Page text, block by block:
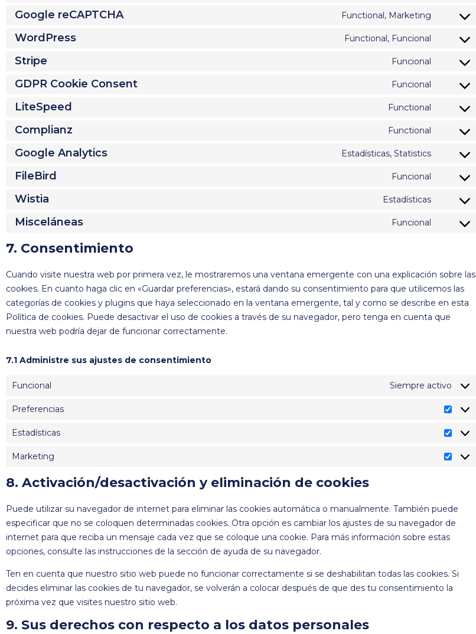
Google reCAPTCHA Functional, Marketing
WordPress Functional, Funcional
Stripe Funcional
GDPR Cookie Consent Funcional
LiteSpeed Functional
Complianz Functional
Google Analytics Estadísticas, Statistics
FileBird Funcional
Wistia Estadísticas
Misceláneas Funcional
7. Consentimiento
Cuando visite nuestra web por primera vez, le mostraremos una ventana emergente con una explicación sobre las
cookies. En cuanto haga clic en «Guardar preferencias», estará dando su consentimiento para que utilicemos las
categorías de cookies y plugins que haya seleccionado en la ventana emergente, tal y como se describe en esta
Política de cookies. Puede desactivar el uso de cookies a través de su navegador, pero tenga en cuenta que
nuestra web podría dejar de funcionar correctamente.
7.1 Administre sus ajustes de consentimiento
Funcional Siempre activo
Preferencias
Estadísticas
Marketing
8. Activación/desactivación y eliminación de cookies
Puede utilizar su navegador de internet para eliminar las cookies automática o manualmente. También puede
especificar que no se coloquen determinadas cookies. Otra opción es cambiar los ajustes de su navegador de
internet para que reciba un mensaje cada vez que se coloque una cookie. Para más información sobre estas
opciones, consulte las instrucciones de la sección de ayuda de su navegador.
Ten en cuenta que nuestro sitio web puede no funcionar correctamente si se deshabilitan todas las cookies. Si
decides eliminar las cookies de tu navegador, se volverán a colocar después de que des tu consentimiento la
próxima vez que visites nuestro sitio web.
9. Sus derechos con respecto a los datos personales